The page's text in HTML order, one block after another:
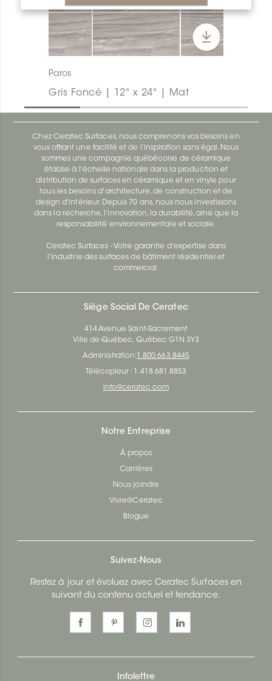
Paros
Gris Foncé | 12" x 24" | Mat
Chez Ceratec Surfaces, nous comprenons vos besoins en
vous offrant une facilité et de l’inspiration sans égal. Nous
sommes une compagnie québécoise de céramique
établie à l'échelle nationale dans la production et
distribution de surfaces en céramique et en vinyle pour
tous les besoins d'architecture, de construction et de
design d'intérieur. Depuis 70 ans, nous nous investissons
dans la recherche, l’innovation, la durabilité, ainsi que la
responsabilité environnementale et sociale.
Ceratec Surfaces - Votre garantie d'expertise dans
l’industrie des surfaces de bâtiment résidentiel et
commercial.
Siège Social De Ceratec
414 Avenue Saint-Sacrement
Ville de Québec, Québec G1N 3Y3
Administration: 1.800.663.8445
Télécopieur : 1.418.681.8853
info@ceratec.com
Notre Entreprise
À propos
Carrières
Nous joindre
Vivre@Ceratec
Blogue
Suivez-Nous
Restez à jour et évoluez avec Ceratec Surfaces en
suivant du contenu actuel et tendance.
Infolettre